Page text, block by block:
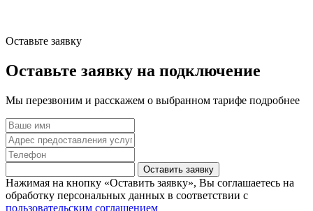
Оставьте заявку
Оставьте заявку на подключение
Мы перезвоним и расскажем о выбранном тарифе подробнее
Оставить заявку
Нажимая на кнопку «Оставить заявку», Вы соглашаетесь на
обработку персональных данных в соответствии с
пользовательским соглашением